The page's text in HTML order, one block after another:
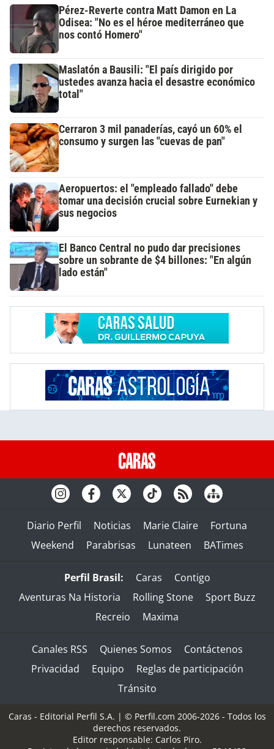
Pérez-Reverte contra Matt Damon en La
Odisea: "No es el héroe mediterráneo que
nos contó Homero"
Maslatón a Bausili: "El país dirigido por
ustedes avanza hacia el desastre económico
total"
Cerraron 3 mil panaderías, cayó un 60% el
consumo y surgen las "cuevas de pan"
Aeropuertos: el "empleado fallado" debe
tomar una decisión crucial sobre Eurnekian y
sus negocios
El Banco Central no pudo dar precisiones
sobre un sobrante de $4 billones: "En algún
lado están"
Diario Perfil Noticias Marie Claire
Fortuna
Weekend
Parabrisas Lunateen BATimes
Perfil Brasil: Caras
Contigo
Aventuras Na Historia
Rolling Stone
Sport Buzz
Recreio
Maxima
Canales RSS Quienes Somos
Contáctenos
Privacidad
Equipo
Reglas de participación
Tránsito
Caras - Editorial Perfil S.A. | © Perfil.com 2006-2026 - Todos los
derechos reservados.
Editor responsable: Carlos Piro.